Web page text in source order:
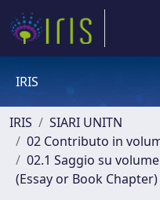
IRIS
IRIS
SIARI UNITN
02 Contributo in
02.1 Saggio su
(Essay or Book Chapter)